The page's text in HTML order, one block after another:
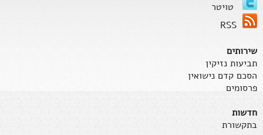
טויטר
RSS
שירותים
תביעות נזיקין
הסכם קדם נישואין
פרסומים
חדשות
בתקשורת